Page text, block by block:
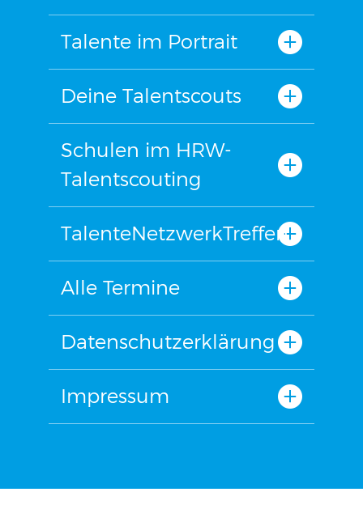
Talente im Portrait
Deine Talentscouts
Schulen im HRW-
Talentscouting
TalenteNetzwerkTreffen
Alle Termine
Datenschutzerklärung
Impressum